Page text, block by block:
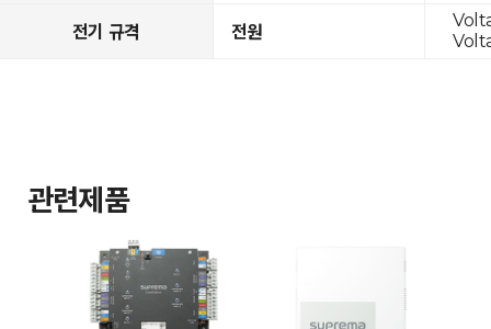
전기 규격 전원
관련제품